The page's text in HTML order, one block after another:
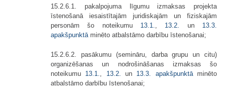
15.2.6.1. pakalpojuma līgumu izmaksas projekta
īstenošanā iesaistītajām juridiskajām un fiziskajām
personām šo noteikumu 13.1. 13.2. un 13.3.
apakšpunktā minēto atbalstāmo darbību īstenošanai;
15.2.6.2. pasākumu (semināru, darba grupu un citu)
organizēšanas un nodrošināšanas izmaksas šo
noteikumu 13.1. 13.2. un 13.3. apakšpunktāminēto
atbalstāmo darbību īstenošanai;